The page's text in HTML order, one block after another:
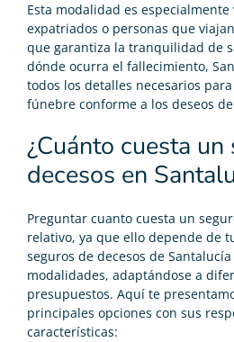
Esta modalidad es especialmente
expatriados o personas que
que garantiza la tranquilidad de
dónde ocurra el fallecimiento,
todos los detalles necesarios
fúnebre conforme a los deseos
¿Cuánto cuesta
decesos en
Preguntar cuanto cuesta un
relativo, ya que ello depende de
seguros de decesos de
modalidades, adaptándose a
presupuestos. Aquí te
principales opciones con sus
características: